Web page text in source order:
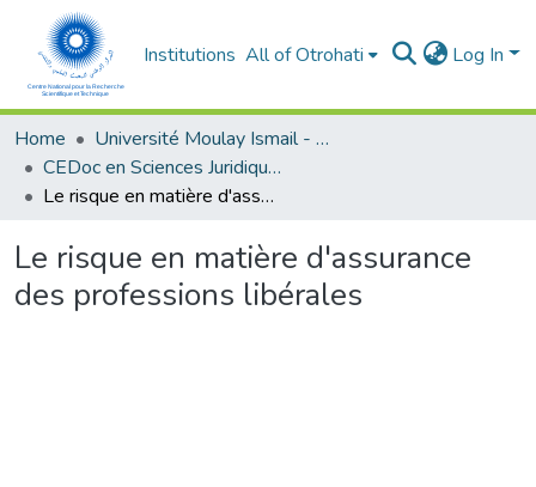
Institutions All of Otrohati Log In
Home
Université Moulay Ismail - Meknès
CEDoc en Sciences Juridiques, Economiques, Sociales et de Gestion (CED - SJESG)
Le risque en matière d'assurance des professions libérales
Le risque en matière d'assurance
des professions libérales